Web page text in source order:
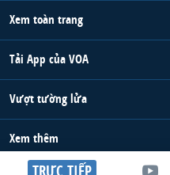
Xem toàn trang
Tải App của VOA
Vượt tường lửa
Xem thêm